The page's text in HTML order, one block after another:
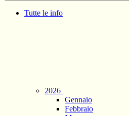
Tutte le info
2026
Gennaio
Febbraio